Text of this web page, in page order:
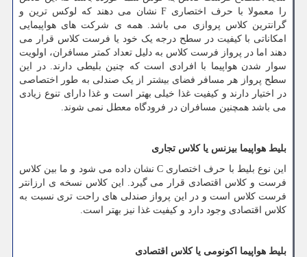
را معمولا با حرف اختصاری Fنشان می دهند که لوکس ترین و
گرانترین کلاس پروازی می باشد. همه ی شرکت های هواپیمایی
امکاناتی با کیفیت در سطح درجه یک خود یا فرست کلاس قرار می
دهند اما در پرواز فرست کلاس به دلیل تعداد کمتر مسافران، اولویت
سوار شدن هواپیما با افرادی است که چنین بلیطی دارند. در این
سطح پرواز هر مسافر فضای بیشتر از یک صندلی به طور اختصاصی
در اختیار دارند و کیفیت غذا خیلی بهتر است و غذا دارای تنوع زیادی
می باشد همچنین مسافران در فرودگاه معطل نمی شوند.
بلیط هواپیما بیزنس یا کلاس تجاری
این نوع بلیط با حرف اختصاری Cنشان داده می شود و ما بین کلاس
فرست و کلاس اقتصادی قرار می گیرد. این کلاس نسخه ی ارزانتر
فرست کلاس است و در این پرواز صندلی های راحت تری نسبت به
کلاس اقتصادی وجود دارد و کیفیت غذا نیز بهتر است.
بلیط هواپیما اکونومی یا کلاس اقتصادی